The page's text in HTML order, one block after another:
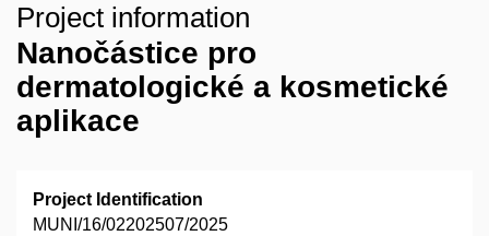
Project information
Nanočástice pro
dermatologické a kosmetické
aplikace
Project Identification
MUNI/16/02202507/2025